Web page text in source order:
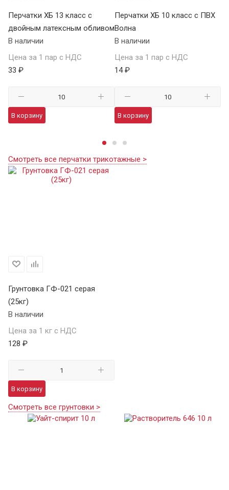
Перчатки ХБ 13 класс с
двойным латексным обливом
В наличии
Цена за 1 пар с НДС
33 ₽
В корзину
Перчатки ХБ 10 класс с ПВХ
Волна
В наличии
Цена за 1 пар с НДС
14 ₽
В корзину
Смотреть все перчатки трикотажные >
Грунтовка ГФ-021 серая
(25кг)
В наличии
Цена за 1 кг с НДС
128 ₽
В корзину
Смотреть все грунтовки >